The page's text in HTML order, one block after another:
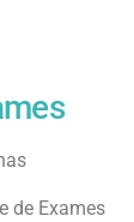
de Exames